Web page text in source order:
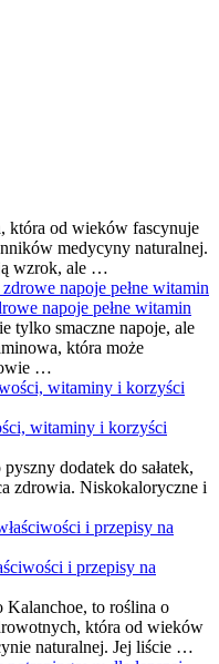
która od wieków fascynuje
medycyny naturalnej.
wzrok, ale …
napoje pełne witamin
tylko smaczne napoje, ale
która może
…
witaminy i korzyści
dodatek do sałatek,
zdrowia. Niskokaloryczne i
i przepisy na
to roślina o
która od wieków
naturalnej. Jej liście …